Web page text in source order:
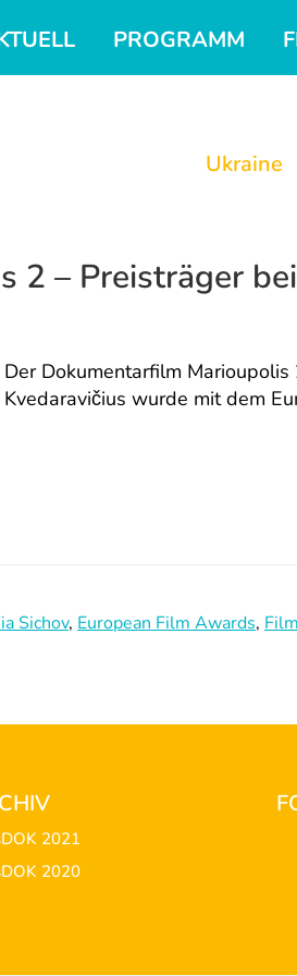
PROGRAMM
Ukraine
2 – Preisträger
Der Dokumentarfilm
Kvedaravičius wurde mit dem
Sichov, European Film Awards, Film
2021
2020